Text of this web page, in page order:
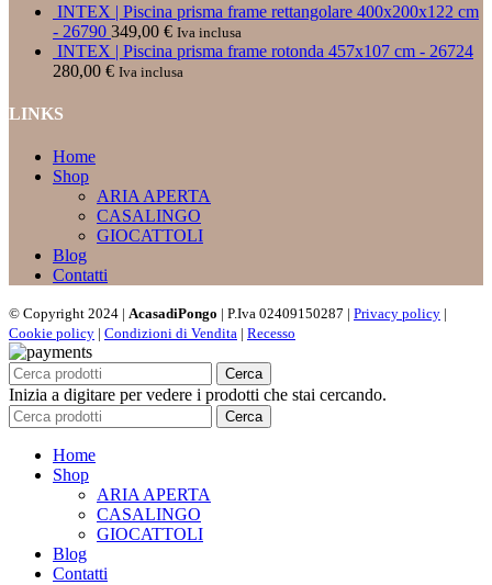
INTEX | Piscina prisma frame rettangolare 400x200x122 cm
- 26790 349,00 € Iva inclusa
INTEX | Piscina prisma frame rotonda 457x107 cm - 26724
280,00 € Iva inclusa
LINKS
Home
Shop
ARIA APERTA
CASALINGO
GIOCATTOLI
Blog
Contatti
© Copyright 2024 | AcasadiPongo | P.Iva 02409150287 | Privacy policy |
Cookie policy | Condizioni di Vendita | Recesso
Cerca
Inizia a digitare per vedere i prodotti che stai cercando.
Cerca
Home
Shop
ARIA APERTA
CASALINGO
GIOCATTOLI
Blog
Contatti